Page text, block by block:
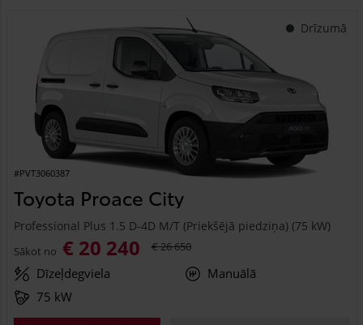
Drīzumā
#PVT3060387
Toyota Proace City
Professional Plus 1.5 D-4D M/T (Priekšējā piedziņa) (75 kW)
Sākot no € 20 240 € 26 650
Dīzeļdegviela
Manuālā
75 kW